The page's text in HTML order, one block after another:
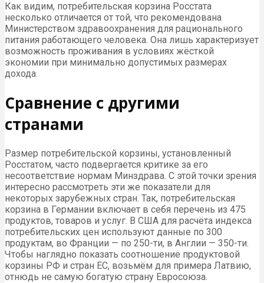
Как видим, потребительская корзина Росстата
несколько отличается от той, что рекомендована
Министерством здравоохранения для рационального
питания работающего человека. Она лишь характеризует
возможность проживания в условиях жёсткой
экономии при минимально допустимых размерах
дохода.
Сравнение с другими
странами
Размер потребительской корзины, установленный
Росстатом, часто подвергается критике за его
несоответствие нормам Минздрава. С этой точки зрения
интересно рассмотреть эти же показатели для
некоторых зарубежных стран. Так, потребительская
корзина в Германии включает в себя перечень из 475
продуктов, товаров и услуг. В США для расчёта индекса
потребительских цен используют данные по 300
продуктам, во Франции — по 250-ти, в Англии — 350-ти.
Чтобы наглядно показать соотношение продуктовой
корзины РФ и стран ЕС, возьмём для примера Латвию,
отнюдь не самую богатую страну Евросоюза.